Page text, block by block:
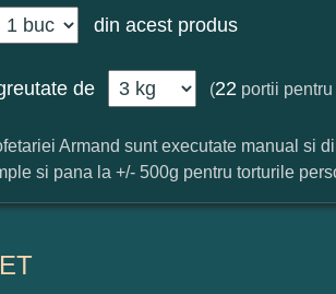
din acest produs
de (22 portii pentru
Armand sunt executate manual si
si pana la +/- 500g pentru torturile